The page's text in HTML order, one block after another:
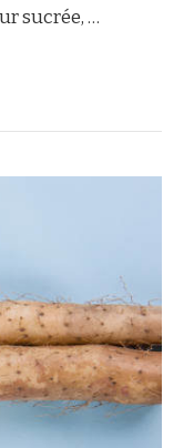
sucrée, …